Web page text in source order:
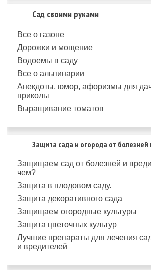
Сад своими руками
Все о газоне
Дорожки и мощение
Водоемы в саду
Все о альпинарии
Анекдоты, юмор, афоризмы для
приколы
Выращивание томатов
Защита сада и огорода от болезней
Защищаем сад от болезней и
чем?
Защита в плодовом саду.
Защита декоративного сада
Защищаем огородные культуры
Защита цветочных культур
Лучшие препараты для лечения
и вредителей